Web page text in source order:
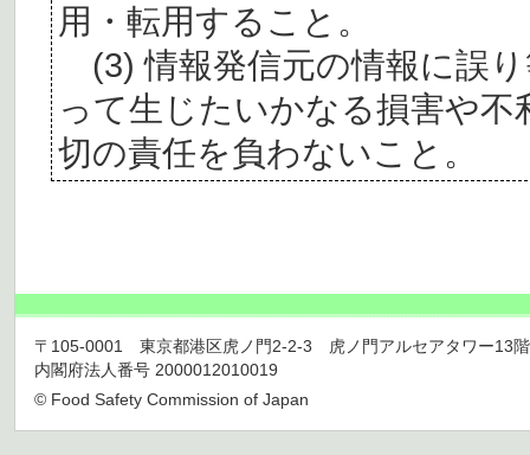
用・転用すること。
(3) 情報発信元の情報に誤
って生じたいかなる損害や
切の責任を負わないこと。
〒105-0001 東京都港区虎ノ門2-2-3 虎ノ門アルセアタワー13
内閣府法人番号 2000012010019
© Food Safety Commission of Japan